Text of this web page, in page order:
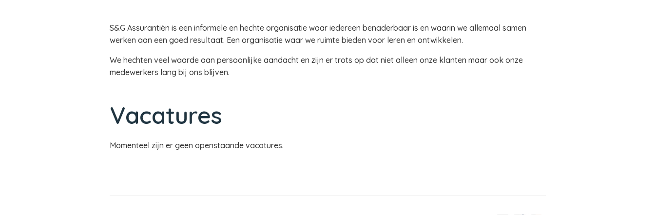
S&G Assurantiën is een informele en hechte organisatie waar iedereen benaderbaar is en waarin we allemaal samen
werken aan een goed resultaat. Een organisatie waar we ruimte bieden voor leren en ontwikkelen.
We hechten veel waarde aan persoonlijke aandacht en zijn er trots op dat niet alleen onze klanten maar ook onze
medewerkers lang bij ons blijven.
Vacatures
Momenteel zijn er geen openstaande vacatures.